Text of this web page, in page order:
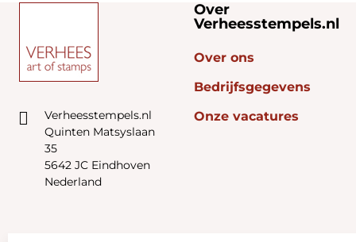
Verheesstempels.nl
Quinten Matsyslaan
35
5642 JC Eindhoven
Nederland
Over
Verheesstempels.nl
Over ons
Bedrijfsgegevens
Onze vacatures